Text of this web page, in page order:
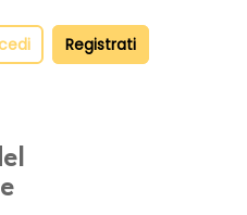
Registrati